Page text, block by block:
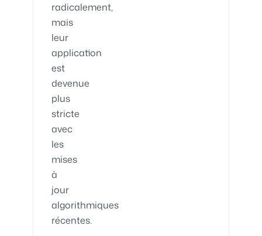
radicalement,
mais
leur
application
est
devenue
plus
stricte
avec
les
mises
à
jour
algorithmiques
récentes.